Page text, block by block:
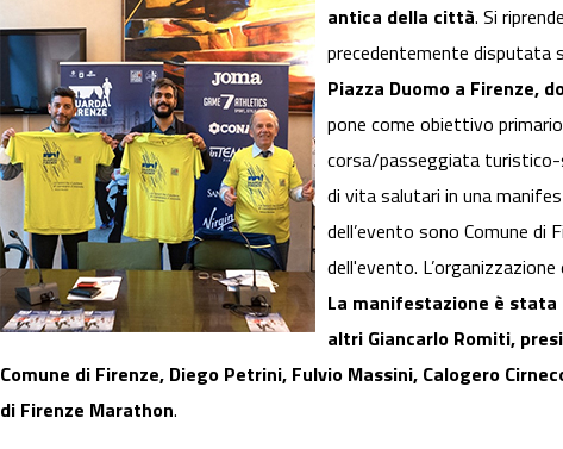
antica della città. Si
precedentemente disputata
Piazza Duomo a Firenze,
pone come obiettivo
corsa/passeggiata turistico-
di vita salutari in una
dell’evento sono Comune di
dell'evento.
La manifestazione è stata
altri Giancarlo Romiti,
Comune di Firenze, Diego Petrini, Fulvio Massini, Calogero
di Firenze Marathon.